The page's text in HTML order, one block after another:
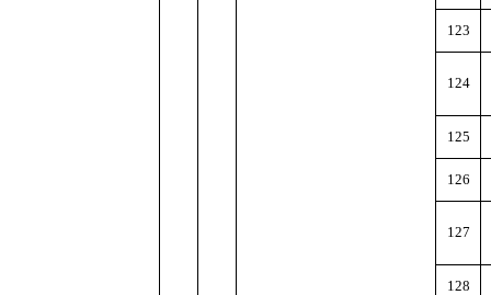
123
124
125
126
127
128